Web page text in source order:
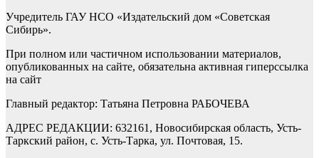
Учредитель ГАУ НСО «Издательский дом «Советская
Сибирь».
При полном или частичном использовании материалов,
опубликованных на сайте, обязательна активная гиперссылка
на сайт
Главный редактор: Татьяна Петровна РАБОЧЕВА
АДРЕС РЕДАКЦИИ: 632161, Новосибирская область, Усть-
Таркский район, с. Усть-Тарка, ул. Почтовая, 15.